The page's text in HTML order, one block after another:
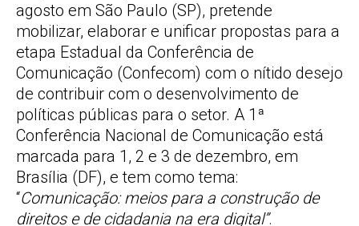
agosto em São Paulo (SP), pretende
mobilizar, elaborar e unificar propostas para a
etapa Estadual da Conferência de
Comunicação (Confecom) com o nítido desejo
de contribuir com o desenvolvimento de
políticas públicas para o setor. A 1ª
Conferência Nacional de Comunicação está
marcada para 1, 2 e 3 de dezembro, em
Brasília (DF), e tem como tema:
“Comunicação: meios para a construção de
direitos e de cidadania na era digital”.